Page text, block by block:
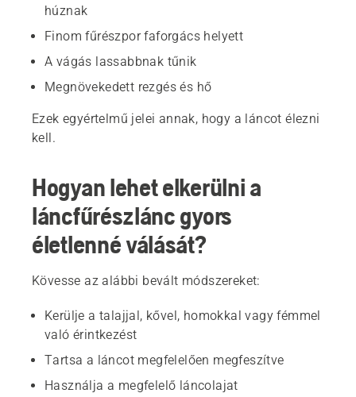
húznak
Finom fűrészpor faforgács helyett
A vágás lassabbnak tűnik
Megnövekedett rezgés és hő
Ezek egyértelmű jelei annak, hogy a láncot élezni
kell.
Hogyan lehet elkerülni a
láncfűrészlánc gyors
életlenné válását?
Kövesse az alábbi bevált módszereket:
Kerülje a talajjal, kővel, homokkal vagy fémmel
való érintkezést
Tartsa a láncot megfelelően megfeszítve
Használja a megfelelő láncolajat